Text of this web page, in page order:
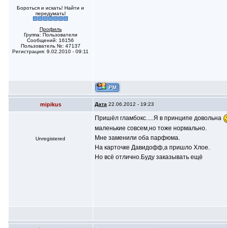
Бороться и искать! Найти и
передумать!
Профиль
Группа: Пользователи
Сообщений: 16156
Пользователь №: 47137
Регистрация: 9.02.2010 - 09:11
mipikus Дата 22.06.2012 - 19:23
Unregistered
Пришёл гламбокс.....Я в принципе довольна
маленькие совсем,но тоже нормально.
Мне заменили оба парфюма.
На карточке Давидофф,а пришло Хлое.
Но всё отлично.Буду заказывать ещё